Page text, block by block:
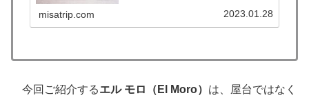
したいスポットを11選」をまとめました！
2022年に1ヶ月コヨアカンに滞在...
misatrip.com 2023.01.28
今回ご紹介するエル モロ（El Moro） は、屋台ではなく